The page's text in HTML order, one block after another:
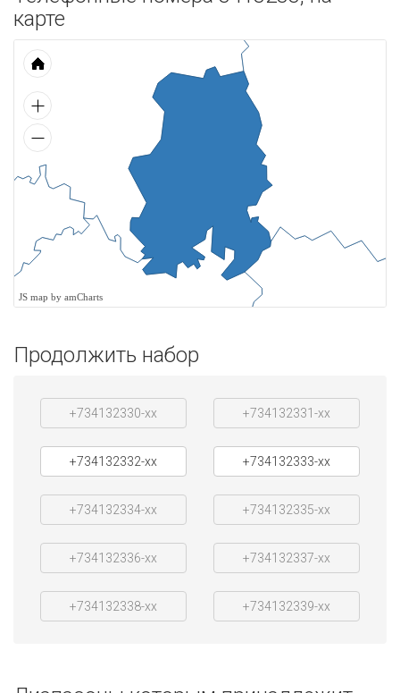
карте
JS map by amCharts
Продолжить набор
+734132330-xx +734132331-xx
+734132332-xx +734132333-xx
+734132334-xx +734132335-xx
+734132336-xx +734132337-xx
+734132338-xx +734132339-xx